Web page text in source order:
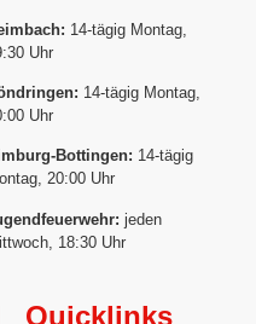
14-tägig Montag,
Uhr
14-tägig Montag,
Uhr
Bottingen: 14-tägig
20:00 Uhr
jeden
18:30 Uhr
Quicklinks